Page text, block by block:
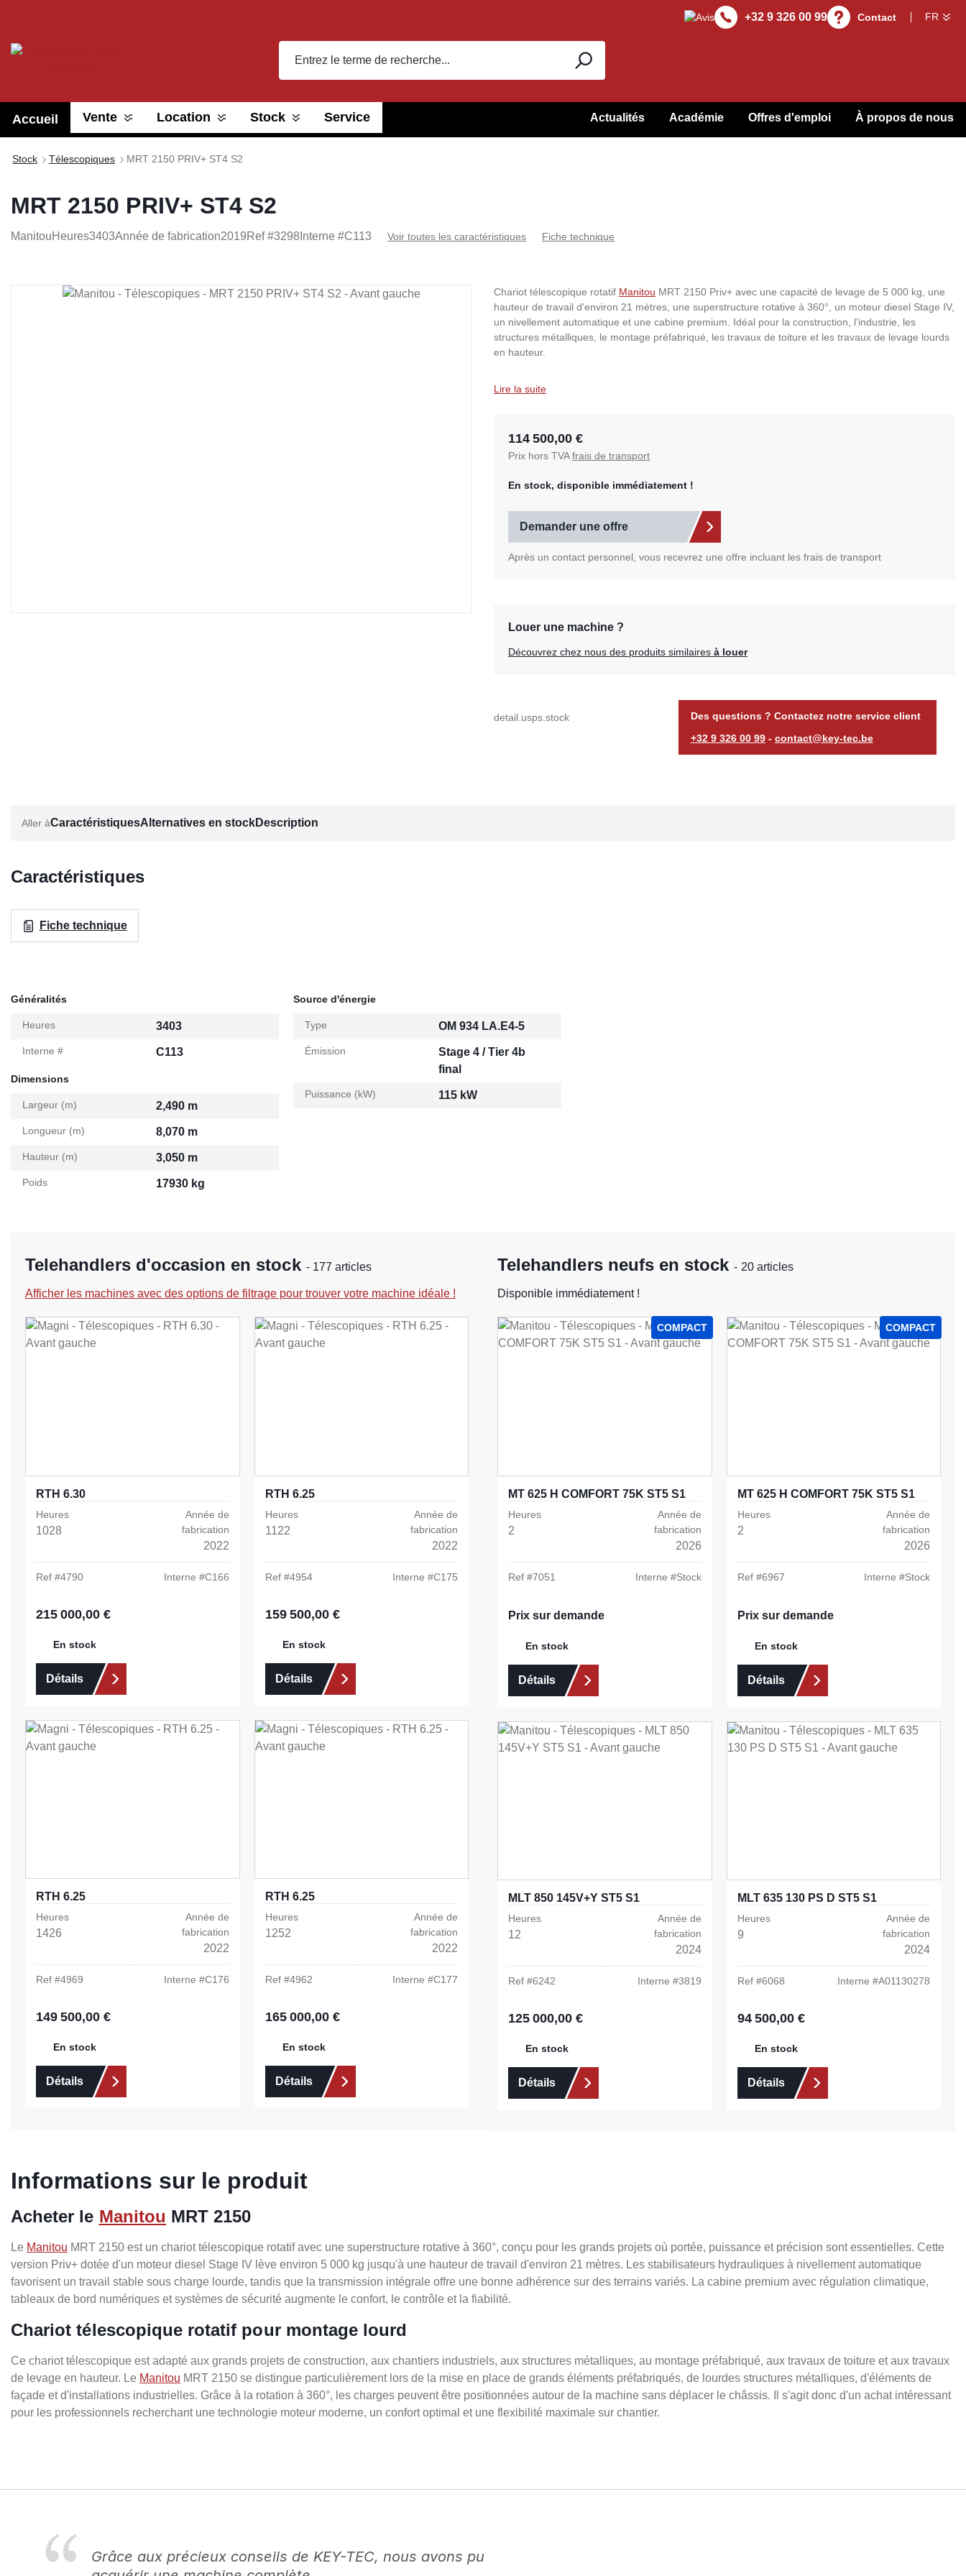
+32 9 326 00 99 Contact
Accueil Vente Location Stock Service Actualités Académie Offres d'emploi À propos de nous
Stock Télescopiques MRT 2150 PRIV+ ST4 S2
MRT 2150 PRIV+ ST4 S2
ManitouHeures3403Année de fabrication2019Ref #3298 Interne #C113 Voir toutes les caractéristiques Fiche technique
Ignorer la galerie d'images Chariot télescopique rotatif Manitou MRT 2150 Priv+ avec une capacité de levage de 5 000 kg, une
hauteur de travail d'environ 21 mètres, une superstructure rotative à 360°, un moteur diesel Stage IV,
un nivellement automatique et une cabine premium. Idéal pour la construction, l'industrie, les
structures métalliques, le montage préfabriqué, les travaux de toiture et les travaux de levage lourds
en hauteur.
Lire la suite
114 500,00 €
Prix hors TVAfrais de transport
En stock, disponible immédiatement !
Demander une offre
Après un contact personnel, vous recevrez une offre incluant les frais de transport
Louer une machine ?
Découvrez chez nous des produits similaires à louer
detail.usps.stock
Des questions ? Contactez notre service client
+32 9 326 00 99- contact@key-tec.be
CaractéristiquesAlternatives en stockDescription
Caractéristiques
Fiche technique
Généralités
Heures 3403
Interne # C113
Dimensions
Largeur (m) 2,490 m
Longueur (m) 8,070 m
Hauteur (m) 3,050 m
Poids 17930 kg
Source d'énergie
Type OM 934 LA.E4-5
Émission
Stage 4 / Tier 4b
final
Puissance (kW) 115 kW
Telehandlers d'occasion en stock - 177 articles
Afficher les machines avec des options de filtrage pour trouver votre machine idéale !
RTH 6.30
Heures
1028
Année de
fabrication
2022
Ref #4790 Interne #C166
Prix régulier :
215 000,00 €
En stock
Détails
RTH 6.25
Heures
1122
Année de
fabrication
2022
Ref #4954 Interne #C175
Prix régulier :
159 500,00 €
En stock
Détails
RTH 6.25
Heures
1426
Année de
fabrication
2022
Ref #4969 Interne #C176
Prix régulier :
149 500,00 €
En stock
Détails
RTH 6.25
Heures
1252
Année de
fabrication
2022
Ref #4962 Interne #C177
Prix régulier :
165 000,00 €
En stock
Détails
Telehandlers neufs en stock- 20 articles
Disponible immédiatement !
COMPACT
MT 625 H COMFORT 75K ST5 S1
Heures
2
Année de
fabrication
2026
Ref #7051 Interne #Stock
Prix sur demande
En stock
Détails
COMPACT
MT 625 H COMFORT 75K ST5 S1
Heures
2
Année de
fabrication
2026
Ref #6967 Interne #Stock
Prix sur demande
En stock
Détails
MLT 850 145V+Y ST5 S1
Heures
12
Année de
fabrication
2024
Ref #6242 Interne #3819
Prix régulier :
125 000,00 €
En stock
Détails
MLT 635 130 PS D ST5 S1
Heures
9
Année de
fabrication
2024
Ref #6068 Interne #A01130278
Prix régulier :
94 500,00 €
En stock
Détails
Informations sur le produit
Acheter le Manitou MRT 2150
Le Manitou MRT 2150 est un chariot télescopique rotatif avec une superstructure rotative à 360°, conçu pour les grands projets où portée, puissance et précision sont essentielles. Cette
version Priv+ dotée d'un moteur diesel Stage IV lève environ 5 000 kg jusqu'à une hauteur de travail d'environ 21 mètres. Les stabilisateurs hydrauliques à nivellement automatique
favorisent un travail stable sous charge lourde, tandis que la transmission intégrale offre une bonne adhérence sur des terrains variés. La cabine premium avec régulation climatique,
tableaux de bord numériques et systèmes de sécurité augmente le confort, le contrôle et la fiabilité.
Chariot télescopique rotatif pour montage lourd
Ce chariot télescopique est adapté aux grands projets de construction, aux chantiers industriels, aux structures métalliques, au montage préfabriqué, aux travaux de toiture et aux travaux
de levage en hauteur. Le Manitou MRT 2150 se distingue particulièrement lors de la mise en place de grands éléments préfabriqués, de lourdes structures métalliques, d'éléments de
façade et d'installations industrielles. Grâce à la rotation à 360°, les charges peuvent être positionnées autour de la machine sans déplacer le châssis. Il s'agit donc d'un achat intéressant
pour les professionnels recherchant une technologie moteur moderne, un confort optimal et une flexibilité maximale sur chantier.
Grâce aux précieux conseils de KEY-TEC, nous avons pu